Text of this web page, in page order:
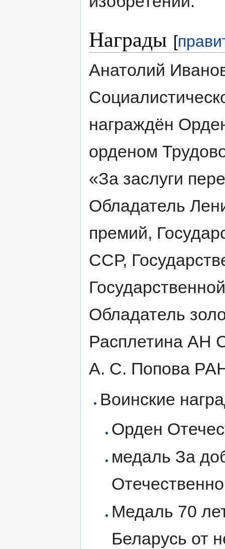
Награды [
Анатолий
награждён
орденом
«За заслуги
Обладатель
премий,
ССР,
Обладатель
Расплетина АН
А. С. Попова
Воинские
Орден
медаль За
Медаль 70
Беларусь от